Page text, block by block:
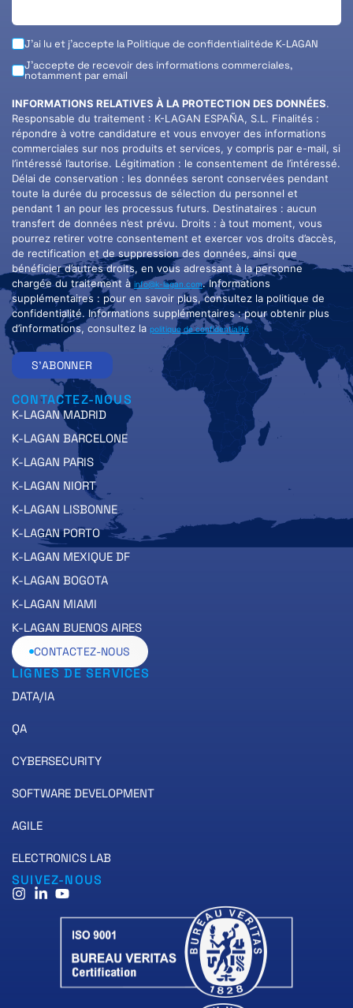
J'ai lu et j'accepte la Politique de confidentialitéde K-LAGAN
J'accepte de recevoir des informations commerciales,
notamment par email
INFORMATIONS RELATIVES À LA PROTECTION DES DONNÉES.
Responsable du traitement : K-LAGAN ESPAÑA, S.L. Finalités :
répondre à votre candidature et vous envoyer des informations
commerciales sur nos produits et services, y compris par e-mail, si
l’intéressé l’autorise. Légitimation : le consentement de l’intéressé.
Délai de conservation : les données seront conservées pendant
toute la durée du processus de sélection du personnel et
pendant 1 an pour les processus futurs. Destinataires : aucun
transfert de données n’est prévu. Droits : à tout moment, vous
pourrez retirer votre consentement et exercer vos droits d’accès,
de rectification et de suppression des données, ainsi que
bénéficier d’autres droits, en vous adressant à la personne
chargée du traitement à info@k-lagan.com. Informations
supplémentaires : pour en savoir plus, consultez la politique de
confidentialité. Informations supplémentaires : pour obtenir plus
d’informations, consultez la politique de confidentialité
S'ABONNER
CONTACTEZ-NOUS
K-LAGAN MADRID
K-LAGAN BARCELONE
K-LAGAN PARIS
K-LAGAN NIORT
K-LAGAN LISBONNE
K-LAGAN PORTO
K-LAGAN MEXIQUE DF
K-LAGAN BOGOTA
K-LAGAN MIAMI
K-LAGAN BUENOS AIRES
CONTACTEZ-NOUS
LIGNES DE SERVICES
DATA/IA
QA
CYBERSECURITY
SOFTWARE DEVELOPMENT
AGILE
ELECTRONICS LAB
SUIVEZ-NOUS